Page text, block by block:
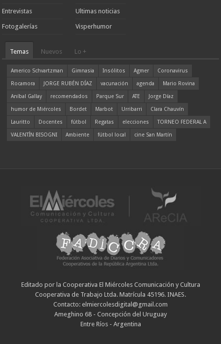
Entrevistas
Fotogalerías
Ultimas noticias
Visperhumor
Temas Nuevos Lo +
Americo Schvartzman Gimnasia Insólitos Agmer
Coronavirus
Rocamora
JORGE RUBÉN DÍAZ vacunación agenda
Mario Rovina
Aníbal Gallay
recomendados Parque Sur ATE
Jorge Díaz
humor de Miércoles
Bordet Marbot Urribarri
Clara Chauvín
Lauritto
Docentes fútbol Regatas elecciones
TORNEO FEDERAL A
VALENTÍN BISOGNI
Ambiente fútbol local cine San Martín
Editado por la Cooperativa El Miércoles Comunicación y Cultura
Cooperativa de Trabajo Ltda. Matrícula 45196. INAES.
Contacto: elmiercolesdigital@gmail.com
Ameghino 68 - Concepción del Uruguay
Entre Ríos - Argentina